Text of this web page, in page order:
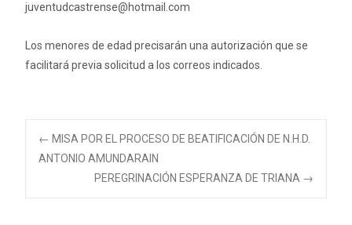
juventudcastrense@hotmail.com
Los menores de edad precisarán una autorización que se
facilitará previa solicitud a los correos indicados.
Navegación
de
← MISA POR EL PROCESO DE BEATIFICACIÓN DE N.H.D.
ANTONIO AMUNDARAIN
PEREGRINACIÓN ESPERANZA DE TRIANA →